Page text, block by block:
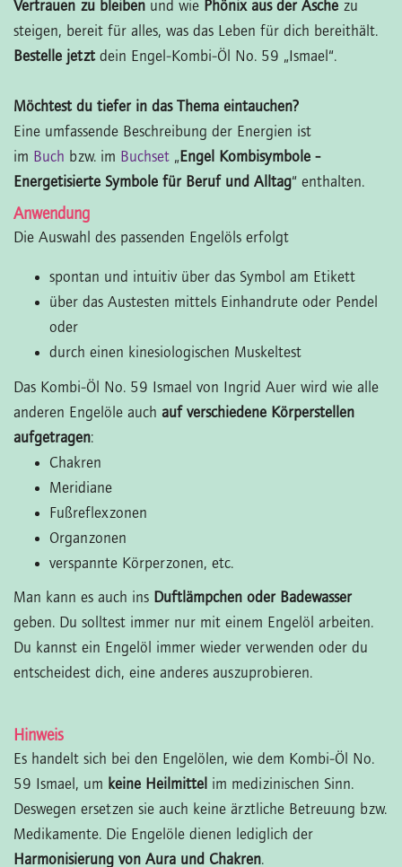
Vertrauen zu bleiben und wie Phönix aus der Asche zu
steigen, bereit für alles, was das Leben für dich bereithält.
Bestelle jetztdein Engel-Kombi-Öl No. 59 „Ismael“.
Möchtest du tiefer in das Thema eintauchen?
Eine umfassende Beschreibung der Energien ist
im Buch bzw. im Buchset „Engel Kombisymbole -
Energetisierte Symbole für Beruf und Alltag“ enthalten.
Anwendung
Die Auswahl des passenden Engelöls erfolgt
spontan und intuitiv über das Symbol am Etikett
über das Austesten mittels Einhandrute oder Pendel
oder
durch einen kinesiologischen Muskeltest
Das Kombi-Öl No. 59 Ismael von Ingrid Auer wird wie alle
anderen Engelöle auch auf verschiedene Körperstellen
aufgetragen:
Chakren
Meridiane
Fußreflexzonen
Organzonen
verspannte Körperzonen, etc.
Man kann es auch ins Duftlämpchen oder Badewasser
geben. Du solltest immer nur mit einem Engelöl arbeiten.
Du kannst ein Engelöl immer wieder verwenden oder du
entscheidest dich, eine anderes auszuprobieren.
Hinweis
Es handelt sich bei den Engelölen, wie dem Kombi-Öl No.
59 Ismael, um keine Heilmittel im medizinischen Sinn.
Deswegen ersetzen sie auch keine ärztliche Betreuung bzw.
Medikamente. Die Engelöle dienen lediglich der
Harmonisierung von Aura und Chakren.